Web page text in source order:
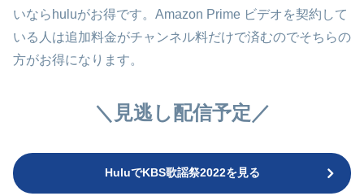
いならhuluがお得です。Amazon Prime ビデオを契約して
いる人は追加料金がチャンネル料だけで済むのでそちらの
方がお得になります。
＼見逃し配信予定／
HuluでKBS歌謡祭2022を見る